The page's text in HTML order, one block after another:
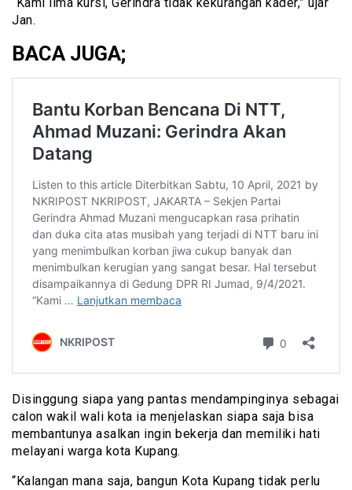
Jan.
BACA JUGA;
Disinggung siapa yang pantas mendampinginya sebagai
calon wakil wali kota ia menjelaskan siapa saja bisa
membantunya asalkan ingin bekerja dan memiliki hati
melayani warga kota Kupang.
“Kalangan mana saja, bangun Kota Kupang tidak perlu